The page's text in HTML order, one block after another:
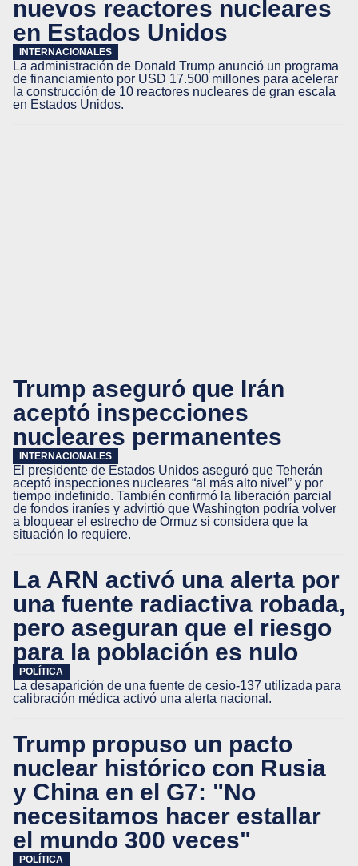
nuevos reactores nucleares
en Estados Unidos
INTERNACIONALES
La administración de Donald Trump anunció un programa
de financiamiento por USD 17.500 millones para acelerar
la construcción de 10 reactores nucleares de gran escala
en Estados Unidos.
Trump aseguró que Irán
aceptó inspecciones
nucleares permanentes
INTERNACIONALES
El presidente de Estados Unidos aseguró que Teherán
aceptó inspecciones nucleares “al más alto nivel” y por
tiempo indefinido. También confirmó la liberación parcial
de fondos iraníes y advirtió que Washington podría volver
a bloquear el estrecho de Ormuz si considera que la
situación lo requiere.
La ARN activó una alerta por
una fuente radiactiva robada,
pero aseguran que el riesgo
para la población es nulo
POLÍTICA
La desaparición de una fuente de cesio-137 utilizada para
calibración médica activó una alerta nacional.
Trump propuso un pacto
nuclear histórico con Rusia
y China en el G7: "No
necesitamos hacer estallar
el mundo 300 veces"
POLÍTICA